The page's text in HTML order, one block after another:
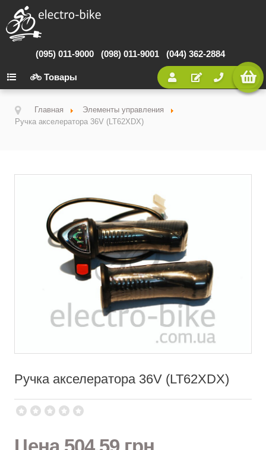
(095) 011-9000 (098) 011-9001 (044) 362-2884
Товары
Главная
Элементы управления
Ручка акселератора 36V (LT62XDX)
Ручка акселератора 36V (LT62XDX)